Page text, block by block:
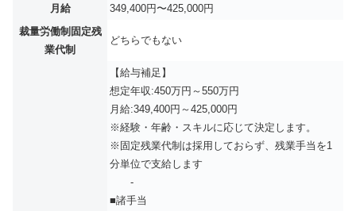
月給
349,400円〜425,000円
裁量労働制固定残
業代制
どちらでもない
【給与補足】
想定年収:450万円～550万円
月給:349,400円～425,000円
※経験・年齢・スキルに応じて決定します。
※固定残業代制は採用しておらず、残業手当を1
分単位で支給します
-
■諸手当